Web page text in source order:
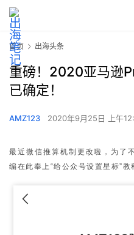
首页 出海头条
重磅！2020亚马逊
已确定！
AMZ123 2020年9月25日 上午
最近微信推算机制更改啦，为了
编在此奉上“给公众号设置星标”